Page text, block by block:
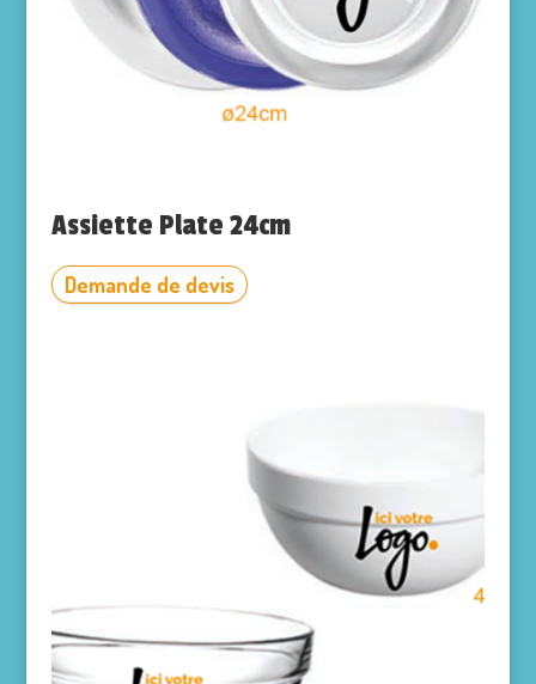
Assiette Plate 24cm
Demande de devis